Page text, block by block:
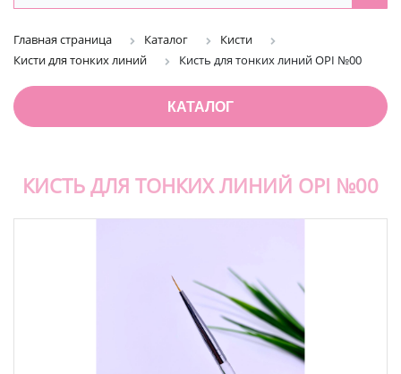
Главная страница Каталог
Кисти
Кисти для тонких линий
Кисть для тонких линий OPI №00
КАТАЛОГ
КИСТЬ ДЛЯ ТОНКИХ ЛИНИЙ OPI №00